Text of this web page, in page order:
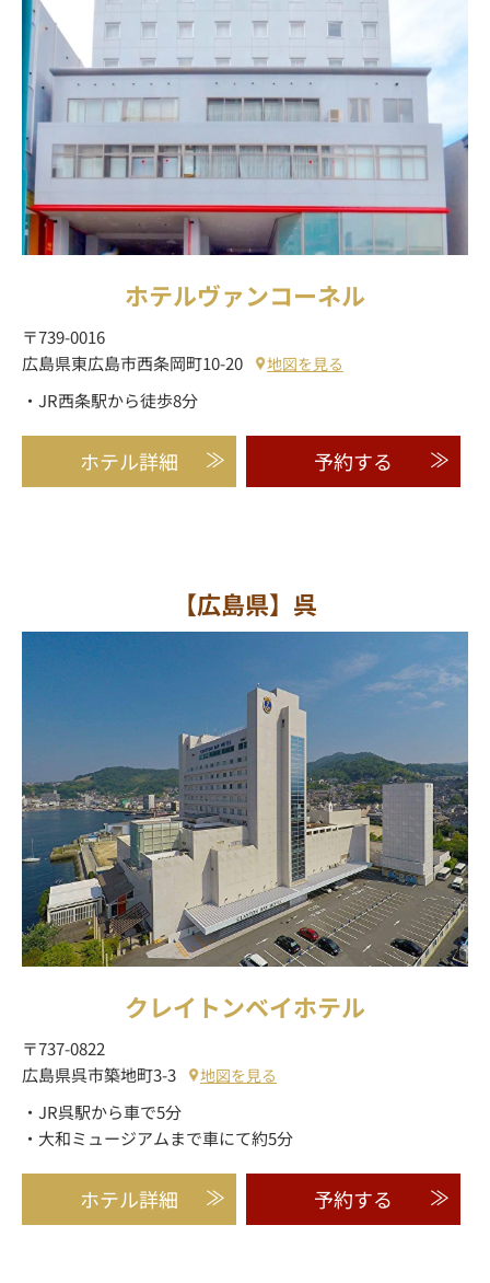
ホテルヴァンコーネル
〒739-0016
広島県東広島市西条岡町10-20
地図を見る
・JR西条駅から徒歩8分
ホテル詳細 予約する
【広島県】呉
クレイトンベイホテル
〒737-0822
広島県呉市築地町3-3
地図を見る
・JR呉駅から車で5分
・大和ミュージアムまで車にて約5分
ホテル詳細 予約する